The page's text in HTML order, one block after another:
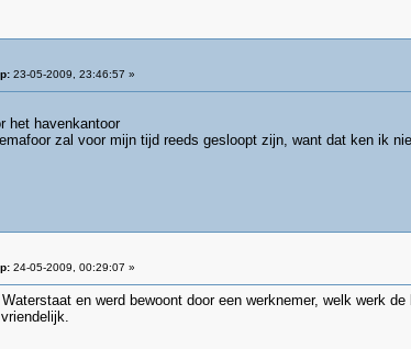
23-05-2009, 23:46:57 »
het havenkantoor
zal voor mijn tijd reeds gesloopt zijn, want dat ken ik
24-05-2009, 00:29:07 »
en werd bewoont door een werknemer, welk werk